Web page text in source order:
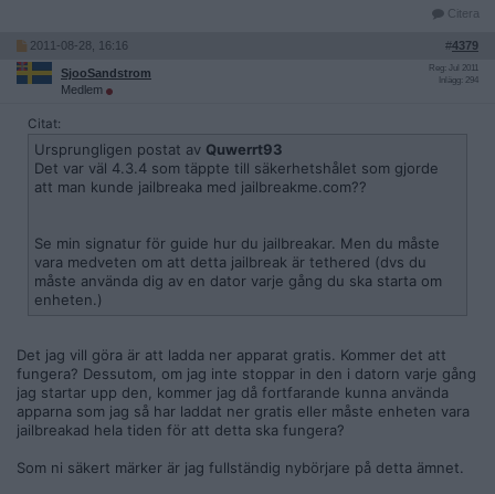
Citera
2011-08-28, 16:16 #4379
SjooSandstrom
Medlem
Reg: Jul 2011
Inlägg: 294
Citat:
Ursprungligen postat av Quwerrt93
Det var väl 4.3.4 som täppte till säkerhetshålet som gjorde
att man kunde jailbreaka med jailbreakme.com??
Se min signatur för guide hur du jailbreakar. Men du måste
vara medveten om att detta jailbreak är tethered (dvs du
måste använda dig av en dator varje gång du ska starta om
enheten.)
Det jag vill göra är att ladda ner apparat gratis. Kommer det att
fungera? Dessutom, om jag inte stoppar in den i datorn varje gång
jag startar upp den, kommer jag då fortfarande kunna använda
apparna som jag så har laddat ner gratis eller måste enheten vara
jailbreakad hela tiden för att detta ska fungera?
Som ni säkert märker är jag fullständig nybörjare på detta ämnet.